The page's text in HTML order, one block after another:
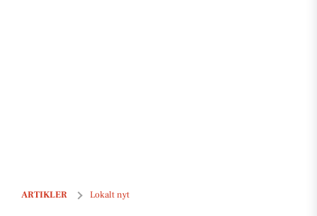
ARTIKLER Lokalt nyt
Kongeparret blev budt velkommen i Norddjurs med fokus på